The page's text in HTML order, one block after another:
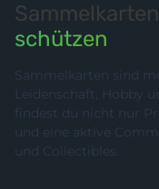
Sammelkarten
schützen
Sammelkarten sind
Leidenschaft, Hobby
findest du nicht nur
und eine aktive
und Collectibles.